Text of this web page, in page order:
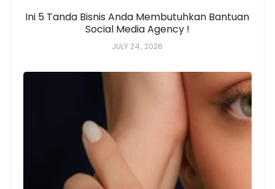
Ini 5 Tanda Bisnis Anda Membutuhkan Bantuan
Social Media Agency !
JULY 24, 2026